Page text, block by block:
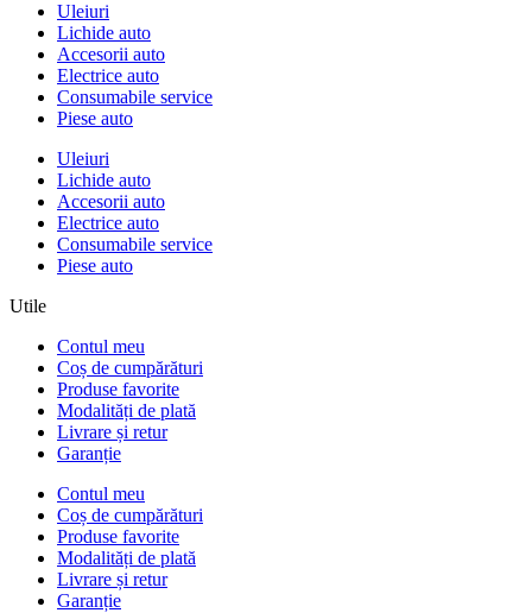
Uleiuri
Lichide auto
Accesorii auto
Electrice auto
Consumabile service
Piese auto
Uleiuri
Lichide auto
Accesorii auto
Electrice auto
Consumabile service
Piese auto
Utile
Contul meu
Coș de cumpărături
Produse favorite
Modalități de plată
Livrare și retur
Garanție
Contul meu
Coș de cumpărături
Produse favorite
Modalități de plată
Livrare și retur
Garanție